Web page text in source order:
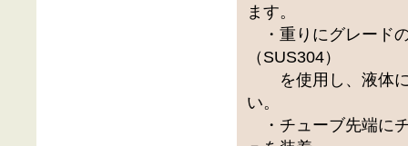
ます。
・重りにグレード
（SUS304）
を使用し、液体に
い。
・チューブ先端に